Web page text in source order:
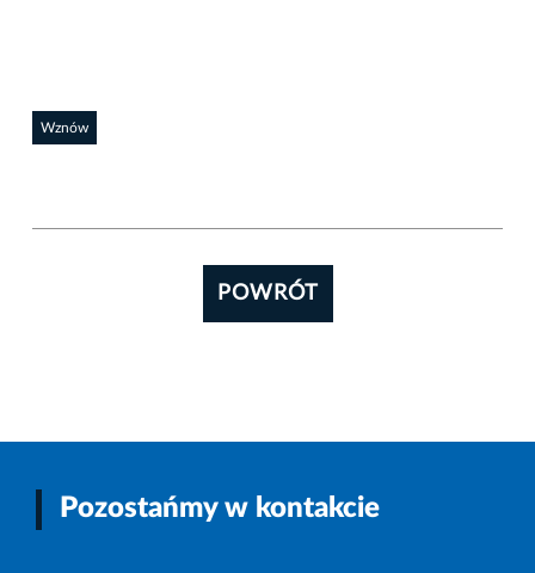
Wznów
POWRÓT
Pozostańmy w kontakcie